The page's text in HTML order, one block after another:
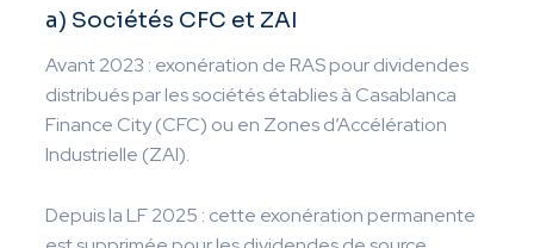
a) Sociétés CFC et ZAI
Avant 2023 : exonération de RAS pour dividendes
distribués par les sociétés établies à Casablanca
Finance City (CFC) ou en Zones d’Accélération
Industrielle (ZAI).
Depuis la LF 2025 : cette exonération permanente